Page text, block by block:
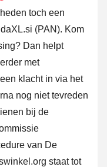
toch een
(PAN). Kom
Dan helpt
met
klacht in via het
nog niet tevreden
bij de
van De
staat tot